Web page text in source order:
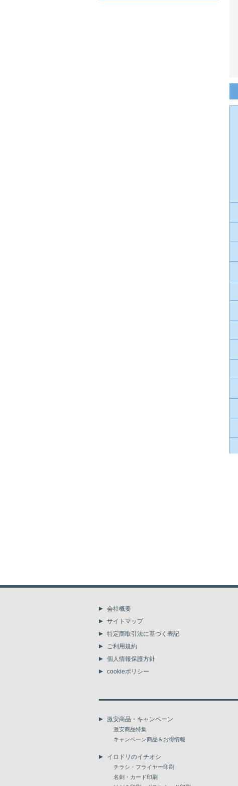
会社概要
サイトマップ
特定商取引法に基づく表記
ご利用規約
個人情報保護方針
cookieポリシー
激安商品・キャンペーン
激安商品特集
キャンペーン商品＆お得情報
イロドリのイチオシ
チラシ・フライヤー印刷
名刺・カード印刷